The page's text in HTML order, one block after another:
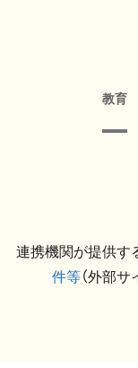
教育
連携機関が提供す
件等（外部